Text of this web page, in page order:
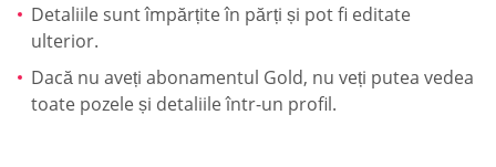
Detaliile sunt împărțite în părți și pot fi editate
ulterior.
Dacă nu aveți abonamentul Gold, nu veți putea vedea
toate pozele și detaliile într-un profil.